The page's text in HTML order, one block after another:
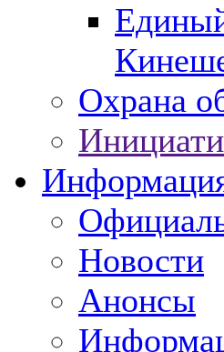
Охрана
Новости
Анонсы